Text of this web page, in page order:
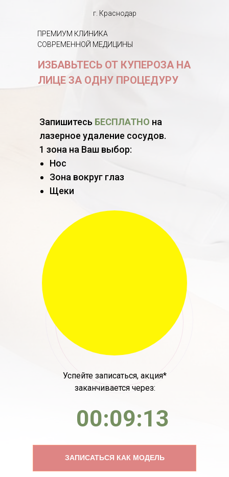
ИЗБАВЬТЕСЬ ОТ КУПЕРОЗА НА
ЛИЦЕ ЗА ОДНУ ПРОЦЕДУРУ
Запишитесь БЕСПЛАТНО на
лазерное удаление сосудов.
1 зона на Ваш выбор:
Нос
Зона вокруг глаз
Щеки
00:09:13
Успейте записаться, акция*
заканчивается через:
ЗАПИСАТЬСЯ КАК МОДЕЛЬ
г. Краснодар
ПРЕМИУМ КЛИНИКА
СОВРЕМЕННОЙ МЕДИЦИНЫ